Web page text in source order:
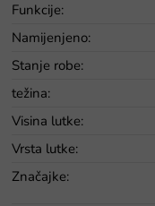
Funkcije:
Namijenjeno:
Stanje robe:
težina:
Visina lutke:
Vrsta lutke:
Značajke: